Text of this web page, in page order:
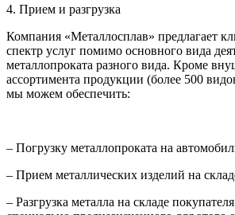
4. Прием и разгрузка
Компания «Металлосплав» предлагает
спектр услуг помимо основного вида
металлопроката разного вида. Кроме
ассортимента продукции (более 500
мы можем обеспечить:
– Погрузку металлопроката на
– Прием металлических изделий на
– Разгрузка металла на складе